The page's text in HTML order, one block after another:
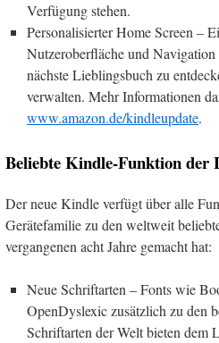
Verfügung stehen.
Personalisierter Home Screen –
Nutzeroberfläche und Navigation
nächste Lieblingsbuch zu
verwalten. Mehr Informationen
www.amazon.de/kindleupdate.
Beliebte Kindle-Funktion der
Der neue Kindle verfügt über alle
Gerätefamilie zu den weltweit
vergangenen acht Jahre gemacht hat:
Neue Schriftarten – Fonts wie
OpenDyslexic zusätzlich zu den
Schriftarten der Welt bieten dem